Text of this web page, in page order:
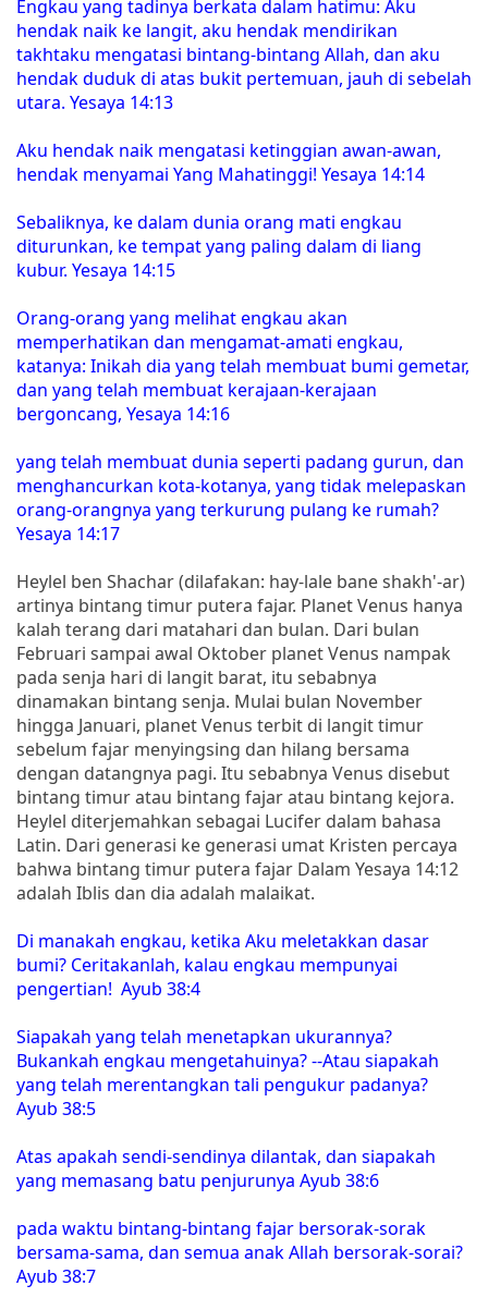
Engkau yang tadinya berkata dalam hatimu: Aku
hendak naik ke langit, aku hendak mendirikan
takhtaku mengatasi bintang-bintang Allah, dan aku
hendak duduk di atas bukit pertemuan, jauh di sebelah
utara. Yesaya 14:13
Aku hendak naik mengatasi ketinggian awan-awan,
hendak menyamai Yang Mahatinggi! Yesaya 14:14
Sebaliknya, ke dalam dunia orang mati engkau
diturunkan, ke tempat yang paling dalam di liang
kubur. Yesaya 14:15
Orang-orang yang melihat engkau akan
memperhatikan dan mengamat-amati engkau,
katanya: Inikah dia yang telah membuat bumi gemetar,
dan yang telah membuat kerajaan-kerajaan
bergoncang, Yesaya 14:16
yang telah membuat dunia seperti padang gurun, dan
menghancurkan kota-kotanya, yang tidak melepaskan
orang-orangnya yang terkurung pulang ke rumah?
Yesaya 14:17
Heylel ben Shachar (dilafakan: hay-lale bane shakh'-ar)
artinya bintang timur putera fajar. Planet Venus hanya
kalah terang dari matahari dan bulan. Dari bulan
Februari sampai awal Oktober planet Venus nampak
pada senja hari di langit barat, itu sebabnya
dinamakan bintang senja. Mulai bulan November
hingga Januari, planet Venus terbit di langit timur
sebelum fajar menyingsing dan hilang bersama
dengan datangnya pagi. Itu sebabnya Venus disebut
bintang timur atau bintang fajar atau bintang kejora.
Heylel diterjemahkan sebagai Lucifer dalam bahasa
Latin. Dari generasi ke generasi umat Kristen percaya
bahwa bintang timur putera fajar Dalam Yesaya 14:12
adalah Iblis dan dia adalah malaikat.
Di manakah engkau, ketika Aku meletakkan dasar
bumi? Ceritakanlah, kalau engkau mempunyai
pengertian! Ayub 38:4
Siapakah yang telah menetapkan ukurannya?
Bukankah engkau mengetahuinya? --Atau siapakah
yang telah merentangkan tali pengukur padanya?
Ayub 38:5
Atas apakah sendi-sendinya dilantak, dan siapakah
yang memasang batu penjurunya Ayub 38:6
pada waktu bintang-bintang fajar bersorak-sorak
bersama-sama, dan semua anak Allah bersorak-sorai?
Ayub 38:7